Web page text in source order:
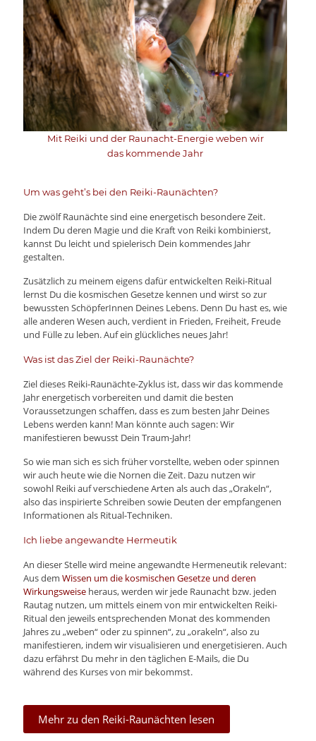
Mit Reiki und der Raunacht-Energie weben wir
das kommende Jahr
Um was geht’s bei den Reiki-Raunächten?
Die zwölf Raunächte sind eine energetisch besondere Zeit.
Indem Du deren Magie und die Kraft von Reiki kombinierst,
kannst Du leicht und spielerisch Dein kommendes Jahr
gestalten.
Zusätzlich zu meinem eigens dafür entwickelten Reiki-Ritual
lernst Du die kosmischen Gesetze kennen und wirst so zur
bewussten SchöpferInnen Deines Lebens. Denn Du hast es, wie
alle anderen Wesen auch, verdient in Frieden, Freiheit, Freude
und Fülle zu leben. Auf ein glückliches neues Jahr!
Was ist das Ziel der Reiki-Raunächte?
Ziel dieses Reiki-Raunächte-Zyklus ist, dass wir das kommende
Jahr energetisch vorbereiten und damit die besten
Voraussetzungen schaffen, dass es zum besten Jahr Deines
Lebens werden kann! Man könnte auch sagen: Wir
manifestieren bewusst Dein Traum-Jahr!
So wie man sich es sich früher vorstellte, weben oder spinnen
wir auch heute wie die Nornen die Zeit. Dazu nutzen wir
sowohl Reiki auf verschiedene Arten als auch das „Orakeln“,
also das inspirierte Schreiben sowie Deuten der empfangenen
Informationen als Ritual-Techniken.
Ich liebe angewandte Hermeutik
An dieser Stelle wird meine angewandte Hermeneutik relevant:
Aus dem Wissen um die kosmischen Gesetze und deren
Wirkungsweise heraus, werden wir jede Raunacht bzw. jeden
Rautag nutzen, um mittels einem von mir entwickelten Reiki-
Ritual den jeweils entsprechenden Monat des kommenden
Jahres zu „weben“ oder zu spinnen“, zu „orakeln“, also zu
manifestieren, indem wir visualisieren und energetisieren. Auch
dazu erfährst Du mehr in den täglichen E-Mails, die Du
während des Kurses von mir bekommst.
Mehr zu den Reiki-Raunächten lesen